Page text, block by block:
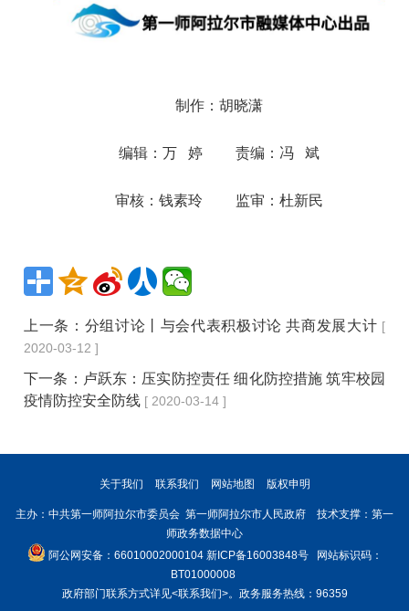
制作：胡晓潇
编辑：万 婷 责编：冯 斌
审核：钱素玲 监审：杜新民
上一条： 分组讨论丨与会代表积极讨论 共商发展大计 [
2020-03-12 ]
下一条： 卢跃东：压实防控责任 细化防控措施 筑牢校园
疫情防控安全防线 [ 2020-03-14 ]
关于我们 联系我们 网站地图 版权申明
主办：中共第一师阿拉尔市委员会 第一师阿拉尔市人民政府 技术支撑：第一
师政务数据中心
阿公网安备：66010002000104 新ICP备16003848号网站标识码：
BT01000008
政府部门联系方式详见<联系我们>。政务服务热线：96359